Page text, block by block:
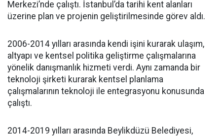
Merkezi’nde çalıştı. İstanbul’da tarihi kent alanları
üzerine plan ve projenin geliştirilmesinde görev aldı.
2006-2014 yılları arasında kendi işini kurarak ulaşım,
altyapı ve kentsel politika geliştirme çalışmalarına
yönelik danışmanlık hizmeti verdi. Aynı zamanda bir
teknoloji şirketi kurarak kentsel planlama
çalışmalarının teknoloji ile entegrasyonu konusunda
çalıştı.
2014-2019 yılları arasında Beylikdüzü Belediyesi,